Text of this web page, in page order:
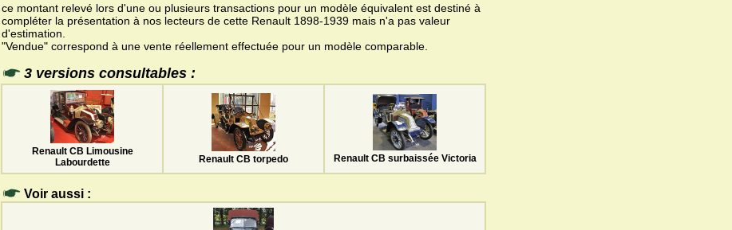
ce montant relevé lors d'une ou plusieurs transactions pour un modèle équivalent est destiné à
compléter la présentation à nos lecteurs de cette Renault 1898-1939 mais n'a pas valeur
d'estimation.
"Vendue" correspond à une vente réellement effectuée pour un modèle comparable.
3 versions consultables :
Renault CB Limousine
Labourdette
Renault CB torpedo Renault CB surbaissée Victoria
Voir aussi :